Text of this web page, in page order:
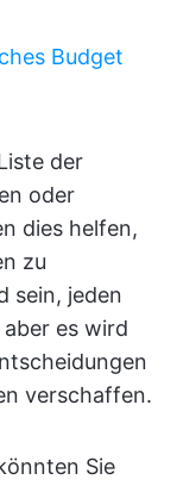
Budget
der
oder
dies helfen,
zu
sein, jeden
es wird
verschaffen.
Sie